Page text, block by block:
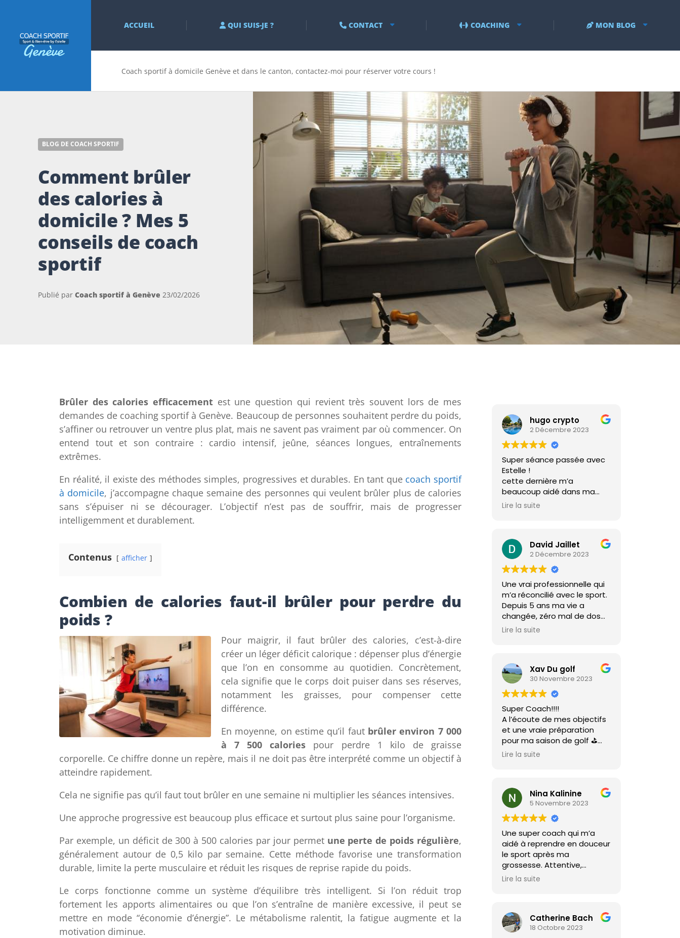
ACCUEIL QUI SUIS-JE ? CONTACT COACHING MON BLOG
Coach sportif à domicile Genève et dans le canton, contactez-moi pour réserver votre cours !
BLOG DE COACH SPORTIF
Comment brûler
des calories à
domicile ? Mes 5
conseils de coach
sportif
Publié par Coach sportif à Genève 23/02/2026
Brûler des calories efficacement est une question qui revient très souvent lors de mes
demandes de coaching sportif à Genève. Beaucoup de personnes souhaitent perdre du poids,
s’affiner ou retrouver un ventre plus plat, mais ne savent pas vraiment par où commencer. On
entend tout et son contraire : cardio intensif, jeûne, séances longues, entraînements
extrêmes.
En réalité, il existe des méthodes simples, progressives et durables. En tant que coach sportif
à domicile, j’accompagne chaque semaine des personnes qui veulent brûler plus de calories
sans s’épuiser ni se décourager. L’objectif n’est pas de souffrir, mais de progresser
intelligemment et durablement.
Contenus afficher
Combien de calories faut-il brûler pour perdre du
poids ?
Pour maigrir, il faut brûler des calories, c’est-à-dire
créer un léger déficit calorique : dépenser plus d’énergie
que l’on en consomme au quotidien. Concrètement,
cela signifie que le corps doit puiser dans ses réserves,
notamment les graisses, pour compenser cette
différence.
En moyenne, on estime qu’il faut brûler environ 7 000
à 7 500 calories pour perdre 1 kilo de graisse
corporelle. Ce chiffre donne un repère, mais il ne doit pas être interprété comme un objectif à
atteindre rapidement.
Cela ne signifie pas qu’il faut tout brûler en une semaine ni multiplier les séances intensives.
Une approche progressive est beaucoup plus efficace et surtout plus saine pour l’organisme.
Par exemple, un déficit de 300 à 500 calories par jour permet une perte de poids régulière,
généralement autour de 0,5 kilo par semaine. Cette méthode favorise une transformation
durable, limite la perte musculaire et réduit les risques de reprise rapide du poids.
Le corps fonctionne comme un système d’équilibre très intelligent. Si l’on réduit trop
fortement les apports alimentaires ou que l’on s’entraîne de manière excessive, il peut se
mettre en mode “économie d’énergie”. Le métabolisme ralentit, la fatigue augmente et la
motivation diminue.
hugo crypto
2 Décembre 2023
Super séance passée avec
Estelle !
cette dernière m’a
beaucoup aidé dans ma
prise de masse, avec de
Lire la suite
David Jaillet
2 Décembre 2023
Une vrai professionnelle qui
m’a réconcilié avec le sport.
Depuis 5 ans ma vie a
changée, zéro mal de dos
et un corps de rêve. Merci
Lire la suite
Xav Du golf
30 Novembre 2023
Super Coach!!!!
A l’écoute de mes objectifs
et une vraie préparation
pour ma saison de golf ⛳️
Je recommande vivement
Lire la suite
Nina Kalinine
5 Novembre 2023
Une super coach qui m’a
aidé à reprendre en douceur
le sport après ma
grossesse. Attentive,
bienveillante, très
Lire la suite
Catherine Bach
18 Octobre 2023